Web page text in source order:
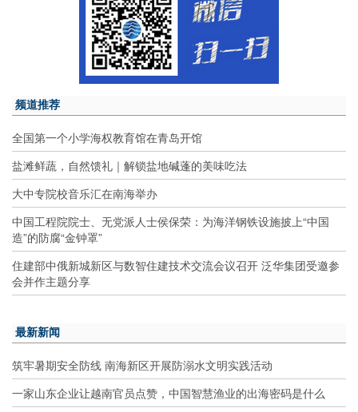
频道推荐
全国第一个小学海权教育馆在青岛开馆
盐滩鲜蔬，自然馈礼｜解锁盐地碱蓬的美味吃法
大中专院校音乐汇在南海举办
中国工程院院士、无党派人士侯保荣：为海洋钢铁设施披上“中国
造”的防腐“金钟罩”
住建部中俄新城新区与数智住建技术交流会议召开 泛华集团受邀参
会并作主题分享
最新新闻
筑牢暑期安全防线 南海新区开展防溺水文明实践活动
一家山东企业让越南官员点赞，中国智慧渔业的出海密码是什么